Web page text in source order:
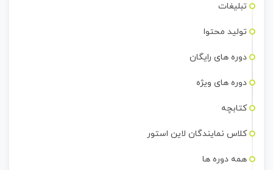
تبلیغات
تولید محتوا
دوره های رایگان
دوره های ویژه
کتابچه
کلاس نمایندگان لاین استور
همه دوره ها